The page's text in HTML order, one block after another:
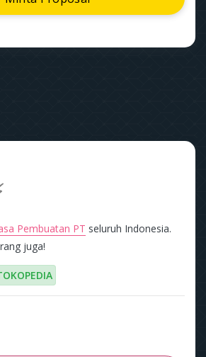
Pembuatan PT seluruh Indonesia.
juga!